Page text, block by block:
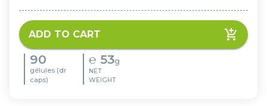
ADD TO CART
90
gélules (dr
caps)
℮53g
NET
WEIGHT